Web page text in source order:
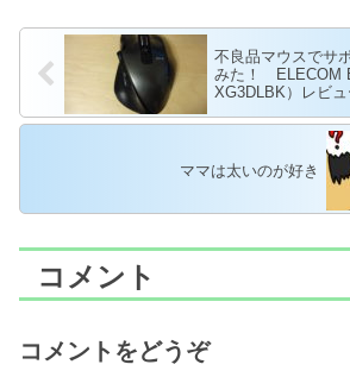
不良品マウスでサ
みた！ ELECOM
XG3DLBK）レビュ
ママは太いのが好き
コメント
コメントをどうぞ